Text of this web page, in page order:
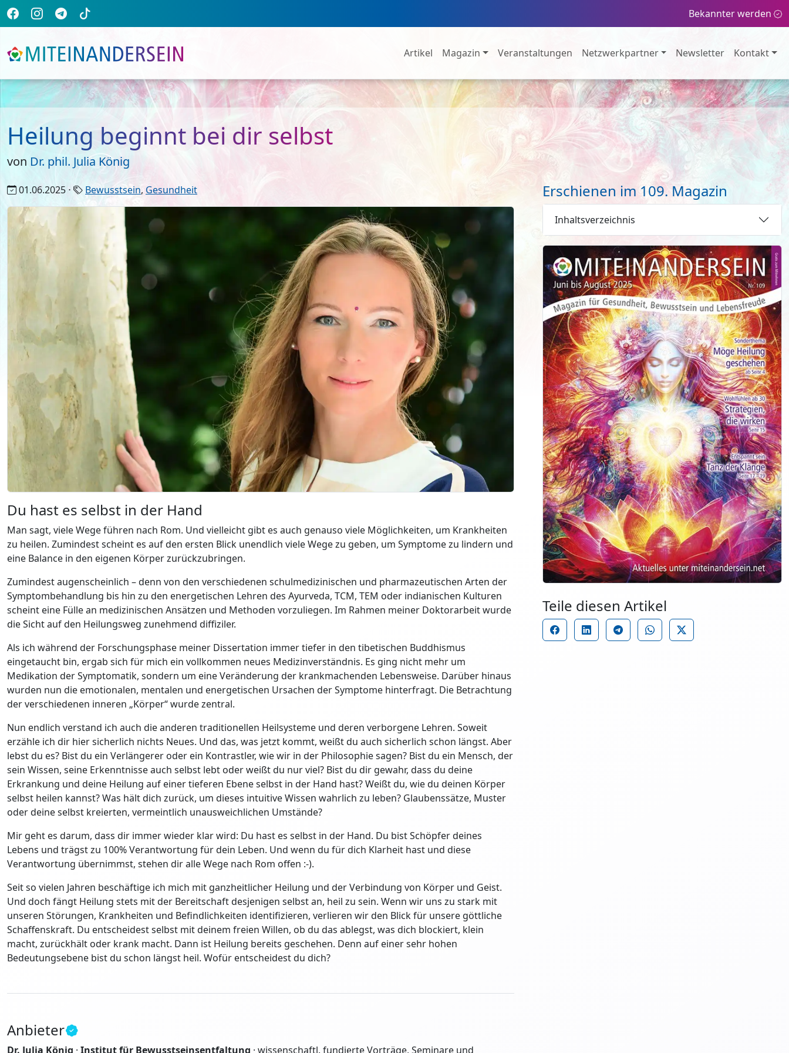
Bekannter werden
Artikel Magazin Veranstaltungen Netzwerkpartner Newsletter Kontakt
Heilung beginnt bei dir selbst
von Dr. phil. Julia König
01.06.2025 ⋅ Bewusstsein, Gesundheit
Du hast es selbst in der Hand
Man sagt, viele Wege führen nach Rom. Und vielleicht gibt es auch genauso viele Möglichkeiten, um Krankheiten
zu heilen. Zumindest scheint es auf den ersten Blick unendlich viele Wege zu geben, um Symptome zu lindern und
eine Balance in den eigenen Körper zurückzubringen.
Zumindest augenscheinlich – denn von den verschiedenen schulmedizinischen und pharmazeutischen Arten der
Symptombehandlung bis hin zu den energetischen Lehren des Ayurveda, TCM, TEM oder indianischen Kulturen
scheint eine Fülle an medizinischen Ansätzen und Methoden vorzuliegen. Im Rahmen meiner Doktorarbeit wurde
die Sicht auf den Heilungsweg zunehmend diffiziler.
Als ich während der Forschungsphase meiner Dissertation immer tiefer in den tibetischen Buddhismus
eingetaucht bin, ergab sich für mich ein vollkommen neues Medizinverständnis. Es ging nicht mehr um
Medikation der Symptomatik, sondern um eine Veränderung der krankmachenden Lebensweise. Darüber hinaus
wurden nun die emotionalen, mentalen und energetischen Ursachen der Symptome hinterfragt. Die Betrachtung
der verschiedenen inneren „Körper“ wurde zentral.
Nun endlich verstand ich auch die anderen traditionellen Heilsysteme und deren verborgene Lehren. Soweit
erzähle ich dir hier sicherlich nichts Neues. Und das, was jetzt kommt, weißt du auch sicherlich schon längst. Aber
lebst du es? Bist du ein Verlängerer oder ein Kontrastler, wie wir in der Philosophie sagen? Bist du ein Mensch, der
sein Wissen, seine Erkenntnisse auch selbst lebt oder weißt du nur viel? Bist du dir gewahr, dass du deine
Erkrankung und deine Heilung auf einer tieferen Ebene selbst in der Hand hast? Weißt du, wie du deinen Körper
selbst heilen kannst? Was hält dich zurück, um dieses intuitive Wissen wahrlich zu leben? Glaubenssätze, Muster
oder deine selbst kreierten, vermeintlich unausweichlichen Umstände?
Mir geht es darum, dass dir immer wieder klar wird: Du hast es selbst in der Hand. Du bist Schöpfer deines
Lebens und trägst zu 100% Verantwortung für dein Leben. Und wenn du für dich Klarheit hast und diese
Verantwortung übernimmst, stehen dir alle Wege nach Rom offen :-).
Seit so vielen Jahren beschäftige ich mich mit ganzheitlicher Heilung und der Verbindung von Körper und Geist.
Und doch fängt Heilung stets mit der Bereitschaft desjenigen selbst an, heil zu sein. Wenn wir uns zu stark mit
unseren Störungen, Krankheiten und Befindlichkeiten identifizieren, verlieren wir den Blick für unsere göttliche
Schaffenskraft. Du entscheidest selbst mit deinem freien Willen, ob du das ablegst, was dich blockiert, klein
macht, zurückhält oder krank macht. Dann ist Heilung bereits geschehen. Denn auf einer sehr hohen
Bedeutungsebene bist du schon längst heil. Wofür entscheidest du dich?
Anbieter
Dr. Julia König · Institut für Bewusstseinsentfaltung · wissenschaftl. fundierte Vorträge, Seminare und
Erschienen im 109. Magazin
Inhaltsverzeichnis
Teile diesen Artikel